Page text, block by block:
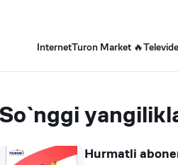
InternetTuron Market 🔥
So`nggi
Hurmatli